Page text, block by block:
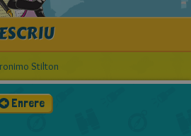
ESCRIU
Stilton
Enrere